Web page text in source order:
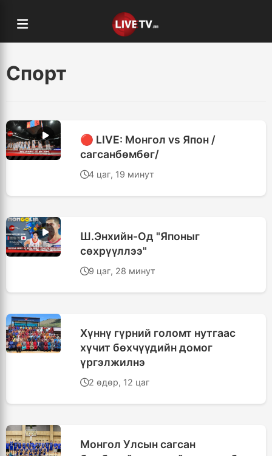
Спорт
🔴 LIVE: Монгол vs Япон /
сагсанбөмбөг/
4 цаг, 19 минут
Ш.Энхийн-Од "Японыг
сөхрүүллээ"
9 цаг, 28 минут
Хүннү гүрний голомт нутгаас
хүчит бөхчүүдийн домог
үргэлжилнэ
2 өдөр, 12 цаг
Монгол Улсын сагсан